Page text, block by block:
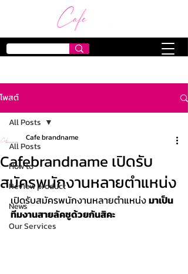
โพสต์
All Posts
How to
Review product
News
Our Services
All Posts
Cafebrandname เปิดรับ
สมัครพนักงานหลายตำแหน่ง
Cafe brandname
เปิดรับสมัครพนักงานหลายตำแหน่ง มาเป็น
ทีมงานสายลัคชูด้วยกันสิคะ